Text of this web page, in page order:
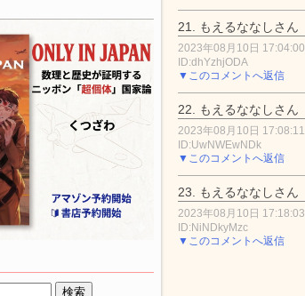
21. もえるななしさん
2023年08月10日 17:04:00
ID:dhYzhjODA
▼このコメントへ返信
22. もえるななしさん
2023年08月10日 17:08:11
ID:UwNWEwNDk
▼このコメントへ返信
23. もえるななしさん
2023年08月10日 17:18:03
ID:NiNDkyMzc
▼このコメントへ返信